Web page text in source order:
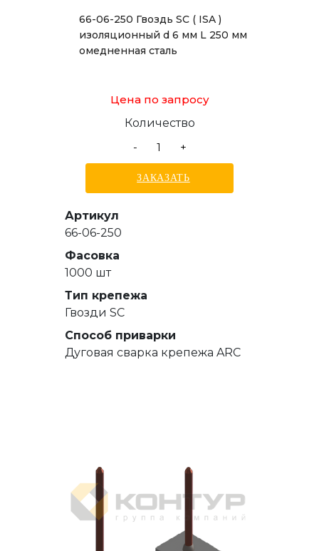
66-06-250 Гвоздь SC ( ISA )
изоляционный d 6 мм L 250 мм
омедненная сталь
Цена по запросу
Количество
-
+
ЗАКАЗАТЬ
Артикул
66-06-250
Фасовка
1000 шт
Тип крепежа
Гвозди SC
Способ приварки
Дуговая сварка крепежа ARC